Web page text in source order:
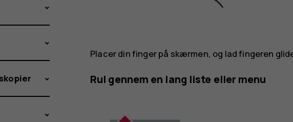
Placer din finger på skærmen, og lad fingeren
Rul gennem en lang liste eller menu